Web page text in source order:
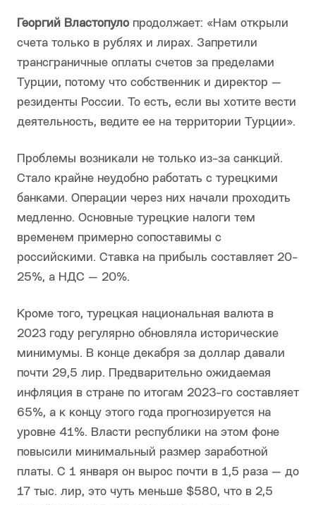
Георгий Властопуло продолжает: «Нам открыли
счета только в рублях и лирах. Запретили
трансграничные оплаты счетов за пределами
Турции, потому что собственник и директор —
резиденты России. То есть, если вы хотите вести
деятельность, ведите ее на территории Турции».
Проблемы возникали не только из-за санкций.
Стало крайне неудобно работать с турецкими
банками. Операции через них начали проходить
медленно. Основные турецкие налоги тем
временем примерно сопоставимы с
российскими. Ставка на прибыль составляет 20-
25%, а НДС — 20%.
Кроме того, турецкая национальная валюта в
2023 году регулярно обновляла исторические
минимумы. В конце декабря за доллар давали
почти 29,5 лир. Предварительно ожидаемая
инфляция в стране по итогам 2023-го составляет
65%, а к концу этого года прогнозируется на
уровне 41%. Власти республики на этом фоне
повысили минимальный размер заработной
платы. С 1 января он вырос почти в 1,5 раза — до
17 тыс. лир, это чуть меньше $580, что в 2,5